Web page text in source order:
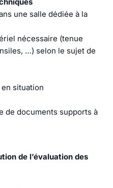
une salle dédiée à la
nécessaire (tenue
…) selon le sujet de
situation
de documents supports à
de l’évaluation des